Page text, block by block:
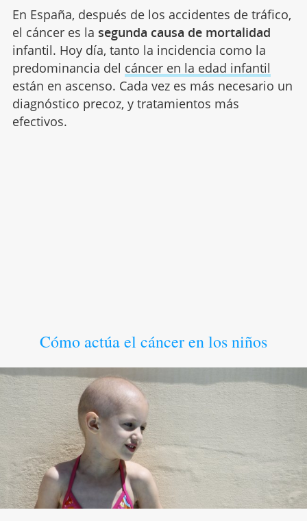
En España, después de los accidentes de tráfico,
el cáncer es la segunda causa de mortalidad
infantil. Hoy día, tanto la incidencia como la
predominancia del cáncer en la edad infantil
están en ascenso. Cada vez es más necesario un
diagnóstico precoz, y tratamientos más
efectivos.
Cómo actúa el cáncer en los niños